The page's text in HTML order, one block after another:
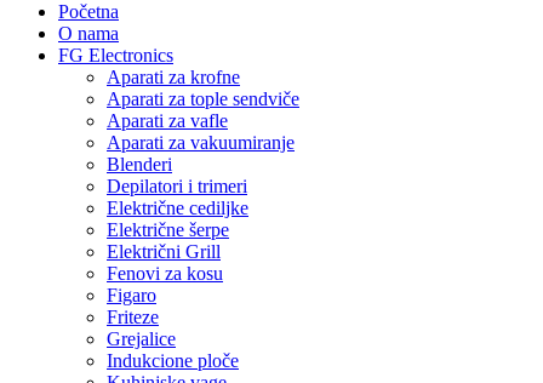
Početna
O nama
FG Electronics
Aparati za krofne
Aparati za tople sendviče
Aparati za vafle
Aparati za vakuumiranje
Blenderi
Depilatori i trimeri
Električne cediljke
Električne šerpe
Električni Grill
Fenovi za kosu
Figaro
Friteze
Grejalice
Indukcione ploče